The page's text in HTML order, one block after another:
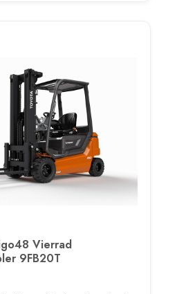
Vierrad
9FB20T